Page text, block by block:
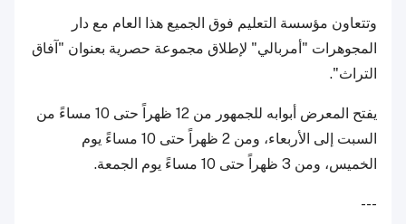
وتتعاون مؤسسة التعليم فوق الجميع هذا العام مع دار
المجوهرات "أمربالي" لإطلاق مجموعة حصرية بعنوان "آفاق
التراث".
يفتح المعرض أبوابه للجمهور من 12 ظهراً حتى 10 مساءً من
السبت إلى الأربعاء، ومن 2 ظهراً حتى 10 مساءً يوم
الخميس، ومن 3 ظهراً حتى 10 مساءً يوم الجمعة.
---